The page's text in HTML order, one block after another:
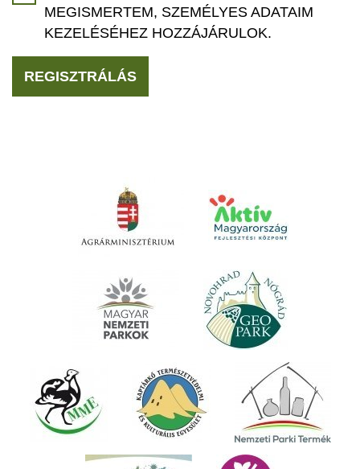
MEGISMERTEM, SZEMÉLYES ADATAIM
KEZELÉSÉHEZ HOZZÁJÁRULOK.
REGISZTRÁLÁS